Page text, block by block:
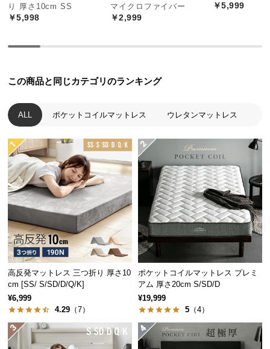
中
型
品
送
に
つ
い
て
小
型
商
の
配
送
に
つ
い
て
り 厚さ10cm SS
￥5,998
マイクロファイバー
￥2,999
￥5,999
この商品と同じカテゴリのランキング
ALL ポケットコイルマットレス ウレタンマットレス
高反発マットレス 三つ折り 厚さ10
cm [SS/ S/SD/D/Q/K]
¥6,999
4.29 （7）
ポケットコイルマットレス プレミ
アム 厚さ20cm S/SD/D
¥19,999
5 （4）